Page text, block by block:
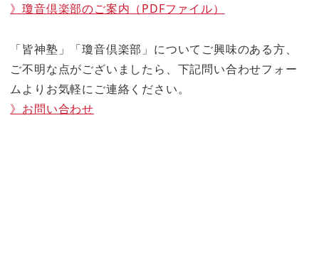
》瓊音倶楽部のご案内（PDFファイル）
「皆神塾」「瓊音倶楽部」についてご興味のある方、
ご不明な点がございましたら、下記問い合わせフォー
ムよりお気軽にご連絡ください。
》お問い合わせ